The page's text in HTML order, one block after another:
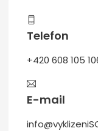
Telefon
+420 608 105
E-mail